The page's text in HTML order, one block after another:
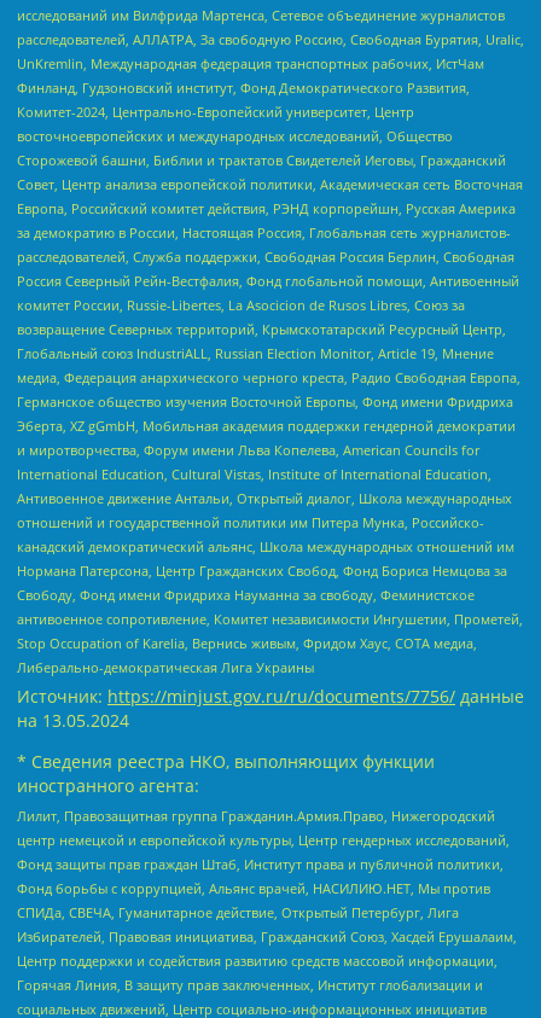
исследований им Вилфрида Мартенса, Сетевое объединение журналистов
расследователей, АЛЛАТРА, За свободную Россию, Свободная Бурятия, Uralic,
UnKremlin, Международная федерация транспортных рабочих, ИстЧам
Финланд, Гудзоновский институт, Фонд Демократического Развития,
Комитет-2024, Центрально-Европейский университет, Центр
восточноевропейских и международных исследований, Общество
Сторожевой башни, Библии и трактатов Свидетелей Иеговы, Гражданский
Совет, Центр анализа европейской политики, Академическая сеть Восточная
Европа, Российский комитет действия, РЭНД корпорейшн, Русская Америка
за демократию в России, Настоящая Россия, Глобальная сеть журналистов-
расследователей, Служба поддержки, Свободная Россия Берлин, Свободная
Россия Северный Рейн-Вестфалия, Фонд глобальной помощи, Антивоенный
комитет России, Russie-Libertes, La Asocicion de Rusos Libres, Союз за
возвращение Северных территорий, Крымскотатарский Ресурсный Центр,
Глобальный союз IndustriALL, Russian Election Monitor, Article 19, Мнение
медиа, Федерация анархического черного креста, Радио Свободная Европа,
Германское общество изучения Восточной Европы, Фонд имени Фридриха
Эберта, XZ gGmbH, Мобильная академия поддержки гендерной демократии
и миротворчества, Форум имени Льва Копелева, American Councils for
International Education, Cultural Vistas, Institute of International Education,
Антивоенное движение Антальи, Открытый диалог, Школа международных
отношений и государственной политики им Питера Мунка, Российско-
канадский демократический альянс, Школа международных отношений им
Нормана Патерсона, Центр Гражданских Свобод, Фонд Бориса Немцова за
Свободу, Фонд имени Фридриха Науманна за свободу, Феминистское
антивоенное сопротивление, Комитет независимости Ингушетии, Прометей,
Stop Occupation of Karelia, Вернись живым, Фридом Хаус, СОТА медиа,
Либерально-демократическая Лига Украины
Источник: https://minjust.gov.ru/ru/documents/7756/ данные
на 13.05.2024
* Сведения реестра НКО, выполняющих функции
иностранного агента:
Лилит, Правозащитная группа Гражданин.Армия.Право, Нижегородский
центр немецкой и европейской культуры, Центр гендерных исследований,
Фонд защиты прав граждан Штаб, Институт права и публичной политики,
Фонд борьбы с коррупцией, Альянс врачей, НАСИЛИЮ.НЕТ, Мы против
СПИДа, СВЕЧА, Гуманитарное действие, Открытый Петербург, Лига
Избирателей, Правовая инициатива, Гражданский Союз, Хасдей Ерушалаим,
Центр поддержки и содействия развитию средств массовой информации,
Горячая Линия, В защиту прав заключенных, Институт глобализации и
социальных движений, Центр социально-информационных инициатив